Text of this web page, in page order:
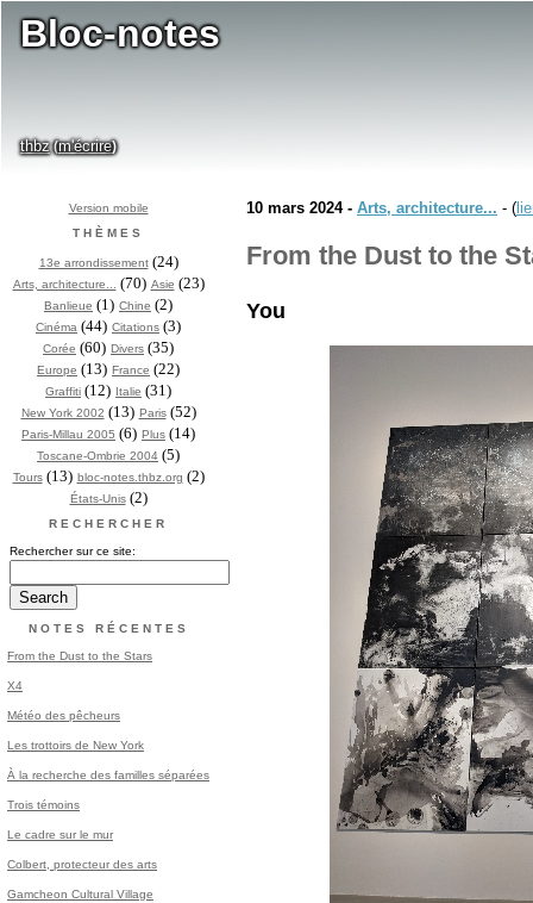
Bloc-notes
thbz(m'écrire)
Version mobile
THÈMES
13e arrondissement(24)
Arts, architecture... (70) Asie (23)
Banlieue (1) Chine (2)
Cinéma (44) Citations (3)
Corée (60) Divers (35)
Europe (13) France (22)
Graffiti (12) Italie (31)
New York 2002 (13) Paris(52)
Paris-Millau 2005 (6) Plus (14)
Toscane-Ombrie 2004 (5)
Tours(13) bloc-notes.thbz.org (2)
États-Unis(2)
RECHERCHER
Rechercher sur ce site:
NOTES RÉCENTES
From the Dust to the Stars
X4
Météo des pêcheurs
Les trottoirs de New York
À la recherche des familles séparées
Trois témoins
Le cadre sur le mur
Colbert, protecteur des arts
Gamcheon Cultural Village
10 mars 2024 - Arts, architecture... - (
From the Dust to the
You